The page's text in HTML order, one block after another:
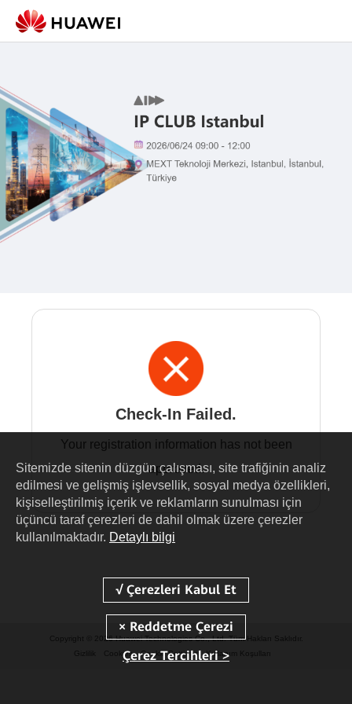
Check-In Failed.
Your registration information has not been
approved.
Copyright © 2026 Huawei Technologies Co., Ltd. Tüm Hakları Saklıdır.
Gizlilik
Cookies Cookie Settings Kullanım Koşulları
Sitemizde sitenin düzgün çalışması, site trafiğinin analiz
edilmesi ve gelişmiş işlevsellik, sosyal medya özellikleri,
kişiselleştirilmiş içerik ve reklamların sunulması için
üçüncü taraf çerezleri de dahil olmak üzere çerezler
kullanılmaktadır. Detaylı bilgi
Çerez Tercihleri >